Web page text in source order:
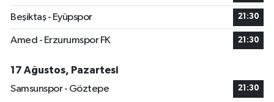
Beşiktaş - Eyüpspor 21:30
Amed - Erzurumspor FK 21:30
17 Ağustos, Pazartesi
Samsunspor - Göztepe
21:30